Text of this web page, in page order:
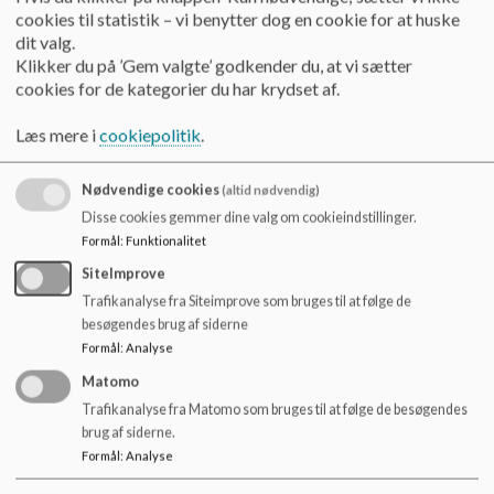
Dammen(O)
Kort orientering om proces,
elevtal, personale mm.
20:15
godt til.
Planlægger
På
Budget 2024(O) 20:30
cookies til statistik – vi benytter dog en cookie for at huske
dit valg.
Klikker du på ’Gem valgte’ godkender du, at vi sætter
cookies for de kategorier du har krydset af.
Læs mere icookiepolitik.
Nødvendige cookies(altid nødvendig)
Disse cookies gemmer dine valg om cookieindstillinger.
Formål: Funktionalitet
SiteImprove
Trafikanalyse fra Siteimprove som bruges til at følge de
besøgendes brug af siderne
Formål : Analyse
Matomo
Trafikanalyse fra Matomo som bruges til at følge de besøgendes
brug af siderne.
Formål: Analyse